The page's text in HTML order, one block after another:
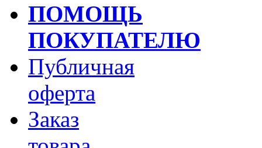
ПОМОЩЬ
ПОКУПАТЕЛЮ
Публичная
оферта
Заказ